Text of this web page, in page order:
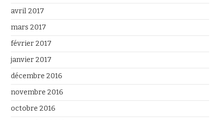
avril 2017
mars 2017
février 2017
janvier 2017
décembre 2016
novembre 2016
octobre 2016